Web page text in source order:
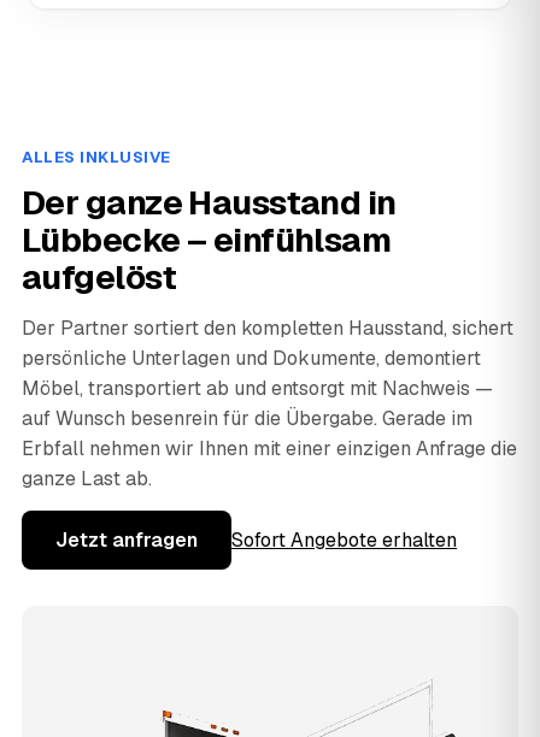
ALLES INKLUSIVE
Der ganze Hausstand in
Lübbecke – einfühlsam
aufgelöst
Der Partner sortiert den kompletten Hausstand, sichert
persönliche Unterlagen und Dokumente, demontiert
Möbel, transportiert ab und entsorgt mit Nachweis —
auf Wunsch besenrein für die Übergabe. Gerade im
Erbfall nehmen wir Ihnen mit einer einzigen Anfrage die
ganze Last ab.
Jetzt anfragen Sofort Angebote erhalten